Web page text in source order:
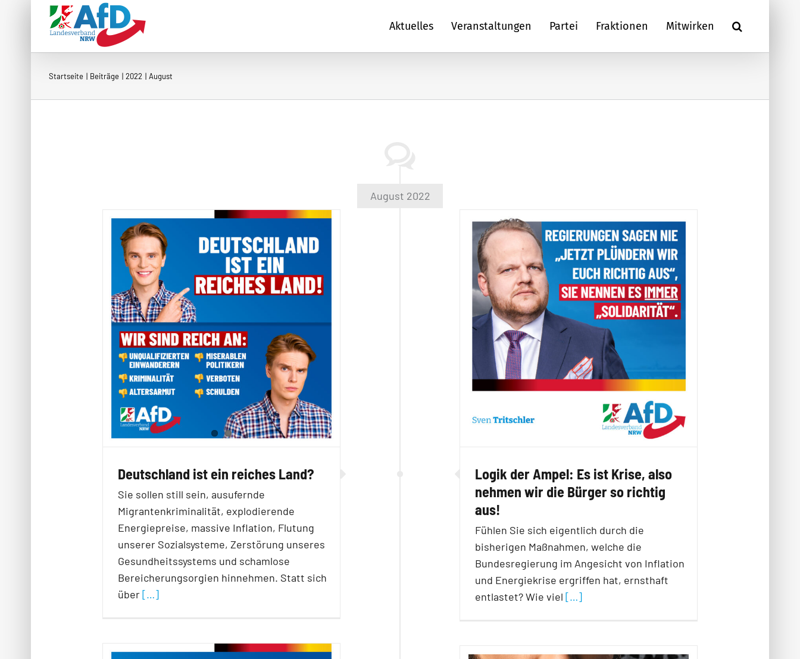
Aktuelles Veranstaltungen Partei Fraktionen Mitwirken
Startseite Beiträge 2022 August
August 2022
Deutschland ist ein reiches Land?
Sie sollen still sein, ausufernde
Migrantenkriminalität, explodierende
Energiepreise, massive Inflation, Flutung
unserer Sozialsysteme, Zerstörung unseres
Gesundheitssystems und schamlose
Bereicherungsorgien hinnehmen. Statt sich
über[…]
Logik der Ampel: Es ist Krise, also
nehmen wir die Bürger so richtig
aus!
Fühlen Sie sich eigentlich durch die
bisherigen Maßnahmen, welche die
Bundesregierung im Angesicht von Inflation
und Energiekrise ergriffen hat, ernsthaft
entlastet? Wie viel […]